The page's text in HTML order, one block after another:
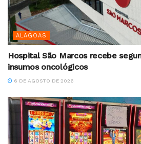
ALAGOAS
Hospital São Marcos recebe
insumos oncológicos
6 DE AGOSTO DE 2026